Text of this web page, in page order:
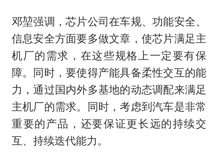
邓堃强调，芯片公司在车规、功能安全、
信息安全方面要多做文章，使芯片满足主
机厂的需求，在这些规格上一定要有保
障。同时，要使得产能具备柔性交互的能
力，通过国内外多基地的动态调配来满足
主机厂的需求。同时，考虑到汽车是非常
重要的产品，还要保证更长远的持续交
互、持续迭代能力。